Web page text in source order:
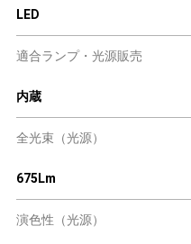
LED
適合ランプ・光源販売
内蔵
全光束（光源）
675Lm
演色性（光源）